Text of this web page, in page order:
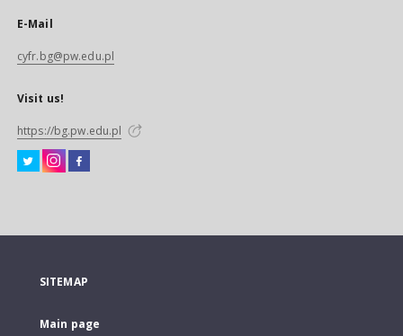
E-Mail
cyfr.bg@pw.edu.pl
Visit us!
https://bg.pw.edu.pl
SITEMAP
Main page